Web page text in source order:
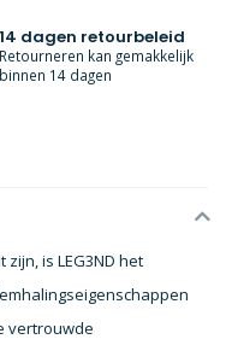
14 dagen retourbeleid
Retourneren kan gemakkelijk
binnen 14 dagen
is LEG3ND het
vertrouwde